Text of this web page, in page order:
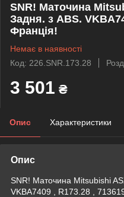
SNR! Маточина
Задня. з ABS.
Франція!
Немає в наявності
Код: 226.SNR.173.28
3 501 ₴
Опис Характеристики
Опис
SNR! Маточина Mitsubishi
VKBA7409 , R173.28 ,